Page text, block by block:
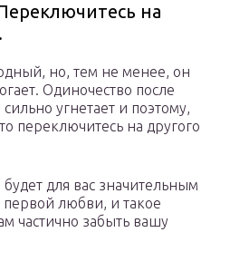
на
но, тем не менее, он
Одиночество после
угнетает и поэтому,
переключитесь на другого
для вас значительным
любви, и такое
частично забыть вашу